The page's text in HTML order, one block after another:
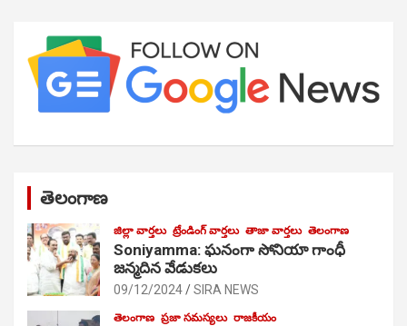
తెలంగాణ
జిల్లా వార్తలు ట్రేండింగ్ వార్తలు తాజా వార్తలు తెలంగాణ
Soniyamma: ఘ‌నంగా సోనియా గాంధీ
జ‌న్మ‌దిన వేడుక‌లు
09/12/2024 SIRA NEWS
తెలంగాణ ప్రజా సమస్యలు రాజకీయం